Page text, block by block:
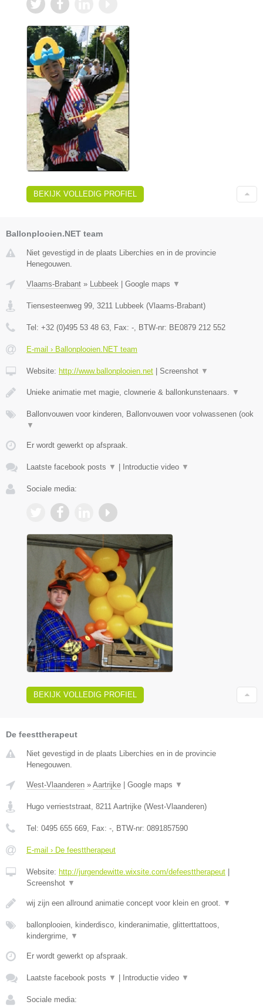
BEKIJK VOLLEDIG PROFIEL
Ballonplooien.NET team
Niet gevestigd in de plaats Liberchies en in de provincie
Henegouwen.
Vlaams-Brabant » Lubbeek Google maps ▼
Tiensesteenweg 99, 3211 Lubbeek (Vlaams-Brabant)
Tel: +32 (0)495 53 48 63, Fax: -, BTW-nr: BE0879 212 552
E-mail › Ballonplooien.NET team
Website: http://www.ballonplooien.net Screenshot ▼
Unieke animatie met magie, clownerie & ballonkunstenaars. ▼
Ballonvouwen voor kinderen, Ballonvouwen voor volwassenen (ook
▼
Er wordt gewerkt op afspraak.
Laatste facebook posts ▼ Introductie video ▼
Sociale media:
BEKIJK VOLLEDIG PROFIEL
De feesttherapeut
Niet gevestigd in de plaats Liberchies en in de provincie
Henegouwen.
West-Vlaanderen » Aartrijke | Google maps ▼
Hugo verrieststraat 8211 Aartrijke (West-Vlaanderen)
Tel: 0495 655 669 , Fax: - , BTW-nr: 0891857590
E-mail › De feesttherapeut
Website: http://jurgendewitte.wixsite.com/defeesttherapeut |
Screenshot ▼
wij zijn een allround animatie concept voor klein en groot. ▼
ballonplooien, kinderdisco, kinderanimatie, glitterttattoos,
kindergrime,
▼
Er wordt gewerkt op afspraak.
Laatste facebook posts ▼ | Introductie video ▼
Sociale media: